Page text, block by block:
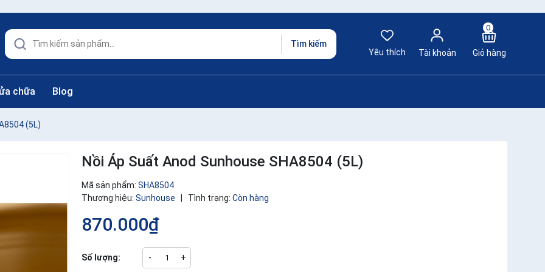
Tìm kiếm
Yêu thích
Tài khoản
0
Giỏ hàng
chữa Blog
(5L)
Nồi Áp Suất Anod Sunhouse SHA8504 (5L)
Mã sản phẩm: SHA8504
Thương hiệu: Sunhouse Tình trạng: Còn hàng
870.000₫
Số lượng: - +